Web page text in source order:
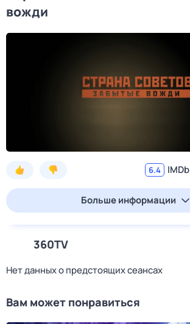
вожди
6.4 IMDb
Больше информации
360TV
Нет данных о предстоящих сеансах
Вам может понравиться